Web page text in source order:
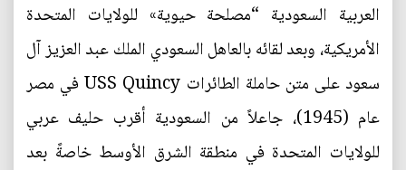
العربية السعودية “مصلحة حيوية» للولايات المتحدة
الأمريكية، وبعد لقائه بالعاهل السعودي الملك عبد العزيز آل
سعود على متن حاملة الطائرات USS Quincy في مصر
عام (1945)، جاعلاً من السعودية أقرب حليف عربي
للولايات المتحدة في منطقة الشرق الأوسط خاصةً بعد